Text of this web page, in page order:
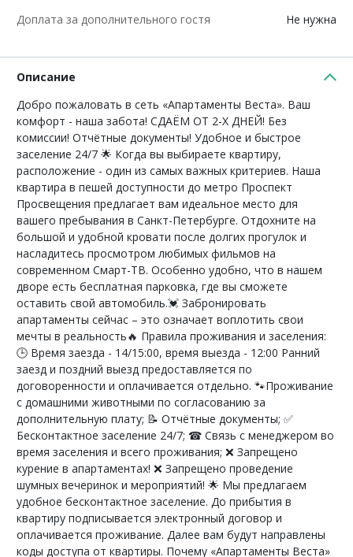
Доплата за дополнительного гостя
Не нужна
Описание
Добро пожаловать в сеть «Апартаменты Веста». Ваш
комфорт - наша забота! СДАЁМ ОТ 2-Х ДНЕЙ! Без
комиссии! Отчётные документы! Удобное и быстрое
заселение 24/7 🌟 Когда вы выбираете квартиру,
расположение - один из самых важных критериев. Наша
квартира в пешей доступности до метро Проспект
Просвещения предлагает вам идеальное место для
вашего пребывания в Санкт-Петербурге. Отдохните на
большой и удобной кровати после долгих прогулок и
насладитесь просмотром любимых фильмов на
современном Смарт-ТВ. Особенно удобно, что в нашем
дворе есть бесплатная парковка, где вы сможете
оставить свой автомобиль.💓 Забронировать
апартаменты сейчас – это означает воплотить свои
мечты в реальность🔥 Правила проживания и заселения:
🕒 Время заезда - 14/15:00, время выезда - 12:00 Ранний
заезд и поздний выезд предоставляется по
договоренности и оплачивается отдельно. 🐾Проживание
с домашними животными по согласованию за
дополнительную плату; 📝 Отчётные документы; ✅
Бесконтактное заселение 24/7; ☎ Связь с менеджером во
время заселения и всего проживания; ❌ Запрещено
курение в апартаментах! ❌ Запрещено проведение
шумных вечеринок и мероприятий! 🌟 Мы предлагаем
удобное бесконтактное заселение. До прибытия в
квартиру подписывается электронный договор и
оплачивается проживание. Далее вам будут направлены
коды доступа от квартиры. Почему «Апартаменты Веста»